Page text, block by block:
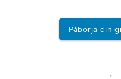
Information
Påbörja din